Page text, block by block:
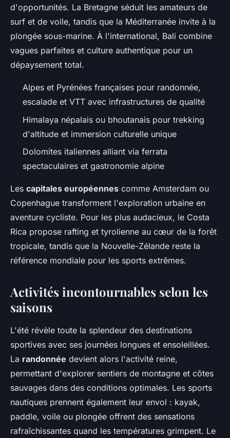
d'opportunités. La Bretagne séduit les amateurs de
surf et de voile, tandis que la Méditerranée invite à la
plongée sous-marine. À l'international, Bali combine
vagues parfaites et culture authentique pour un
dépaysement total.
Alpes et Pyrénées françaises pour randonnée,
escalade et VTT avec infrastructures de qualité
Himalaya népalais ou bhoutanais pour trekking
d'altitude et immersion culturelle unique
Dolomites italiennes alliant via ferrata
spectaculaires et gastronomie alpine
Les capitales européennes comme Amsterdam ou
Copenhague transforment l'exploration urbaine en
aventure cycliste. Pour les plus audacieux, le Costa
Rica propose rafting et tyrolienne au cœur de la forêt
tropicale, tandis que la Nouvelle-Zélande reste la
référence mondiale pour les sports extrêmes.
Activités incontournables selon les
saisons
L'été révèle toute la splendeur des destinations
sportives avec ses journées longues et ensoleillées.
La randonnée devient alors l'activité reine,
permettant d'explorer sentiers de montagne et côtes
sauvages dans des conditions optimales. Les sports
nautiques prennent également leur envol : kayak,
paddle, voile ou plongée offrent des sensations
rafraîchissantes quand les températures grimpent. Le